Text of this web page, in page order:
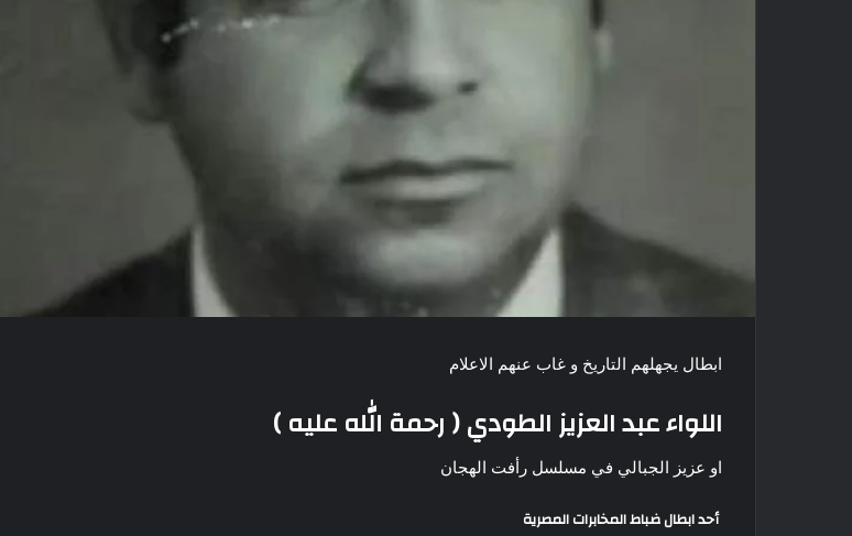
ابطال يجهلهم التاريخ و غاب عنهم الاعلام
اللواء عبد العزيز الطودي ( رحمة الله عليه )
او عزيز الجبالي في مسلسل رأفت الهجان
أحد ابطال ضباط المخابرات المصرية